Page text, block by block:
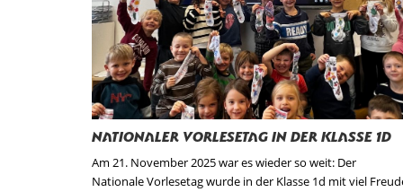
Nationaler Vorlesetag in der Klasse 1d
Am 21. November 2025 war es wieder so weit: Der
Nationale Vorlesetag wurde in der Klasse 1d mit viel